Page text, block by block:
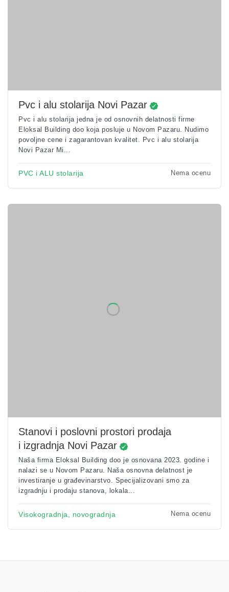
Pvc i alu stolarija Novi Pazar
Pvc i alu stolarija jedna je od osnovnih delatnosti firme
Eloksal Building doo koja posluje u Novom Pazaru. Nudimo
povoljne cene i zagarantovan kvalitet. Pvc i alu stolarija
Novi Pazar Mi...
PVC i ALU stolarija Nema ocenu
Stanovi i poslovni prostori prodaja
i izgradnja Novi Pazar
Naša firma Eloksal Building doo je osnovana 2023. godine i
nalazi se u Novom Pazaru. Naša osnovna delatnost je
investiranje u građevinarstvo. Specijalizovani smo za
izgradnju i prodaju stanova, lokala...
Visokogradnja, novogradnja Nema ocenu